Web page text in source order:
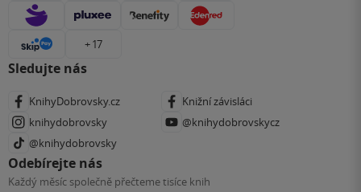
+ 17
Sledujte nás
KnihyDobrovsky.cz
Knižní závisláci
knihydobrovsky
@knihydobrovskycz
@knihydobrovsky
Odebírejte nás
Každý měsíc společně přečteme tisíce knih